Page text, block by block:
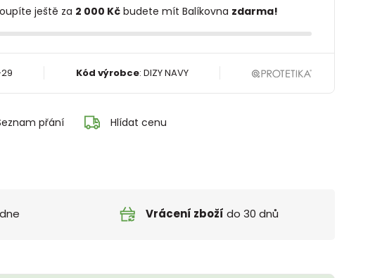
ještě za 2 000 Kčbudete mít Balíkovna zdarma!
Kód výrobce: DIZY NAVY
přání Hlídat cenu
Vrácení zboží do 30 dnů